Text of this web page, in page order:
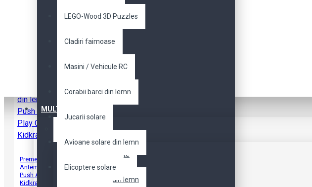
MULTILEVEL
Seturi trenulete
Trenulete din lemn
LEGO-Wood 3D Puzzles
Cladiri faimoase
Masini / Vehicule RC
Corabii barci din lemn
Jucarii solare
Avioane solare din lemn
Elicoptere solare
Produse compatibile
Premergator /
Antemergator din lemn
Push Along Play Cart
Kidkraft